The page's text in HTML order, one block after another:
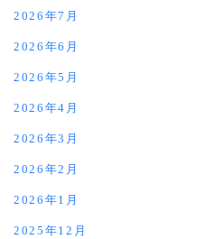
2026年7月
2026年6月
2026年5月
2026年4月
2026年3月
2026年2月
2026年1月
2025年12月